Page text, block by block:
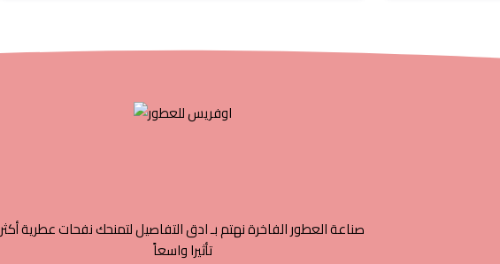
صناعة العطور الفاخرة نهتم بـ ادق التفاصيل لتمنحك نفحات عطرية أكثر
تأثيرا واسعاً